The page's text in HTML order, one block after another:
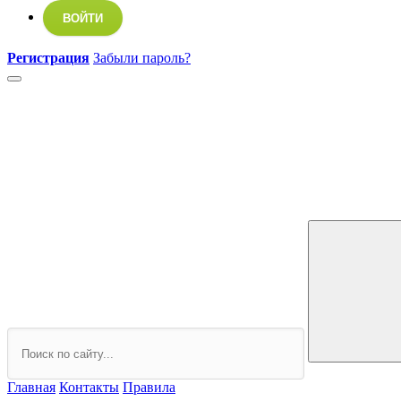
ВОЙТИ
Регистрация Забыли пароль?
Главная Контакты Правила